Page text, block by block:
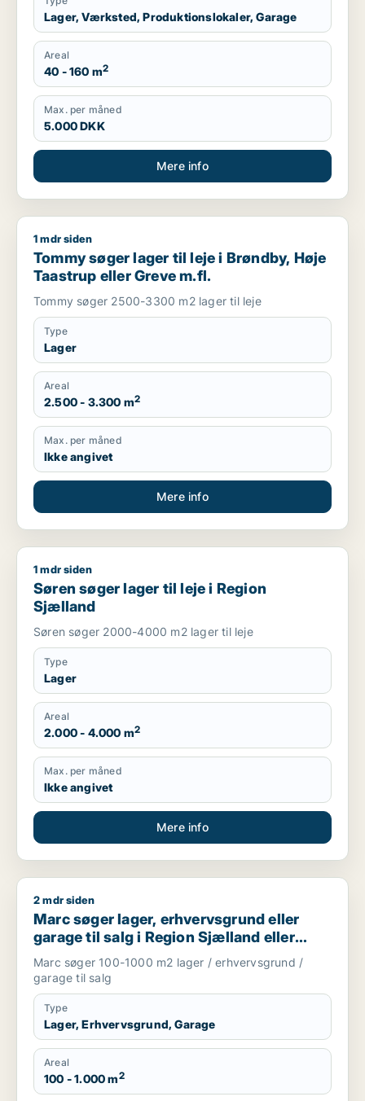
Lager, Værksted, Produktionslokaler, Garage
Areal
40 - 160 m2
Max. per måned
5.000 DKK
Mere info
Tommy søger lager til leje i Brøndby, Høje Taastrup eller
1 mdr siden
Tommy søger lager til leje i Brøndby, Høje
Taastrup eller Greve m.fl.
Tommy søger 2500-3300 m2 lager til leje
Type
Lager
Areal
2.500 - 3.300 m2
Max. per måned
Ikke angivet
Mere info
Søren søger lager til leje i Region Sjælland
1 mdr siden
Søren søger lager til leje i Region
Sjælland
Søren søger 2000-4000 m2 lager til leje
Type
Lager
Areal
2.000 - 4.000 m2
Max. per måned
Ikke angivet
Mere info
Marc søger lager, erhvervsgrund eller garage til salg i
2 mdr siden
Marc søger lager, erhvervsgrund eller
garage til salg i Region Sjælland eller
Nordsjælland
Marc søger 100-1000 m2 lager / erhvervsgrund /
garage til salg
Type
Lager, Erhvervsgrund, Garage
Areal
100 - 1.000 m2